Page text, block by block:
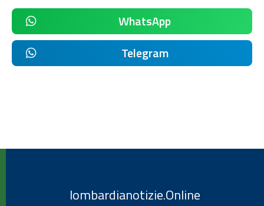
WhatsApp
Telegram
lombardianotizie.Online